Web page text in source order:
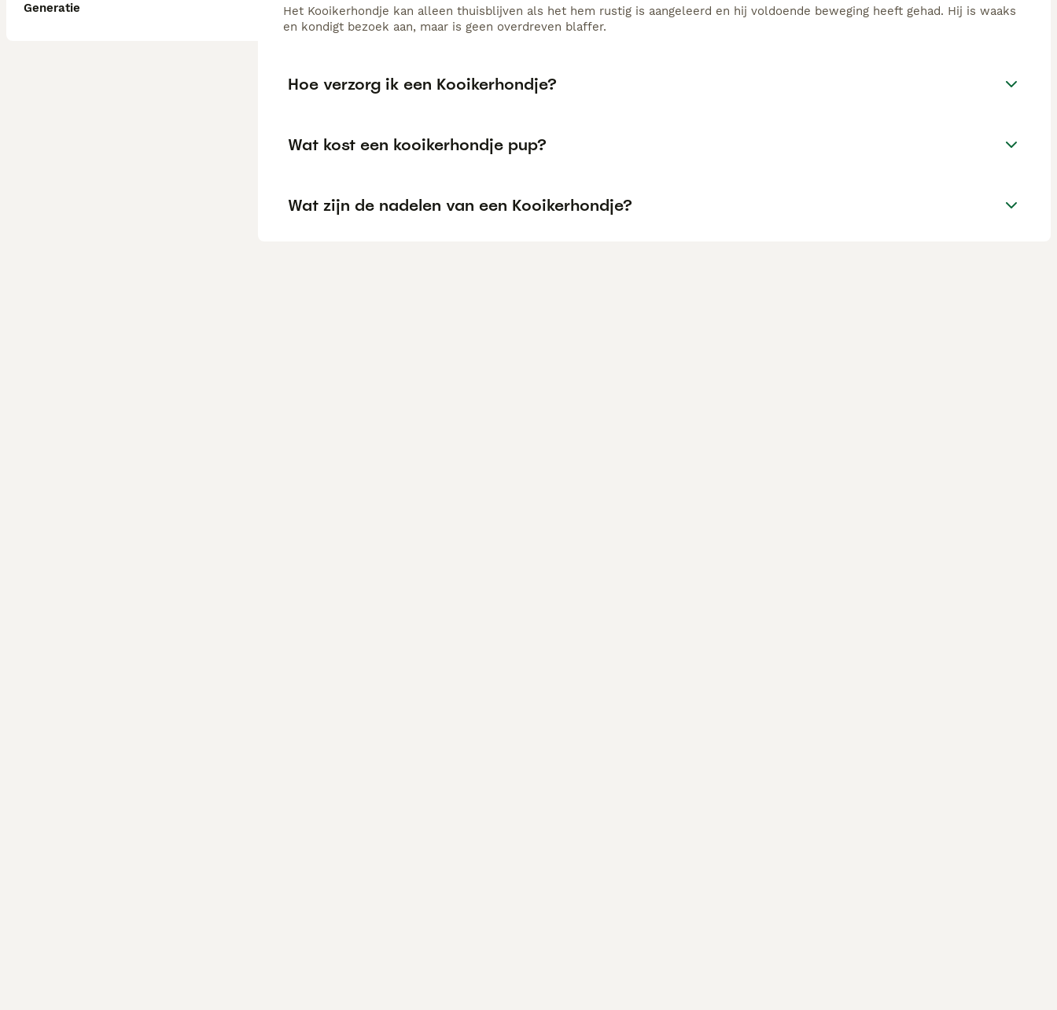
Generatie
Het Kooikerhondje kan alleen thuisblijven als het hem rustig is aangeleerd en hij voldoende beweging heeft gehad. Hij is waaks
en kondigt bezoek aan, maar is geen overdreven blaffer.
Hoe verzorg ik een Kooikerhondje?
Wat kost een kooikerhondje pup?
Wat zijn de nadelen van een Kooikerhondje?